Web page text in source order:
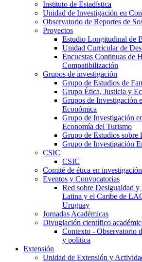
Instituto de Estadística
Unidad de Investigación en
Observatorio de Reportes de
Proyectos
Estudio Longitudinal de
Unidad Curricular de
Encuestas Continuas de
Compatibilización
Grupos de investigación
Grupo de Estudios de
Grupo Ética, Justicia y
Grupos de Investigación
Económica
Grupo de Investigación
Economía del Turismo
Grupo de Estudios sobre
Grupo de Investigación
CSIC
CSIC
Comité de ética en investigación
Eventos y Convocatorias
Red sobre Desigualdad y
Latina y el Caribe de
Uruguay
Jornadas Académicas
Divuglación científico
Contexto - Observatorio
y política
Extensión
Unidad de Extensión y